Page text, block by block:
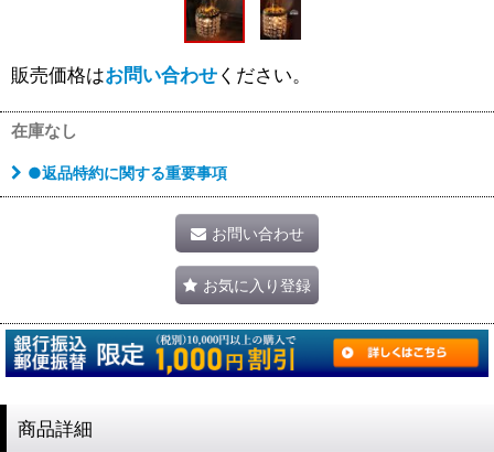
販売価格はお問い合わせください。
在庫なし
●返品特約に関する重要事項
お問い合わせ
お気に入り登録
商品詳細